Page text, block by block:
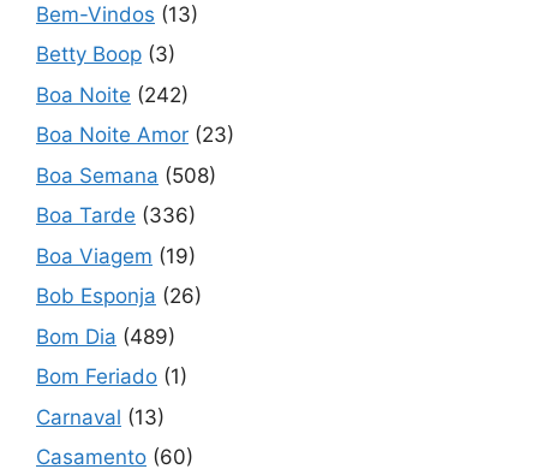
Bem-Vindos (13)
Betty Boop (3)
Boa Noite (242)
Boa Noite Amor (23)
Boa Semana (508)
Boa Tarde (336)
Boa Viagem (19)
Bob Esponja (26)
Bom Dia (489)
Bom Feriado (1)
Carnaval (13)
Casamento (60)